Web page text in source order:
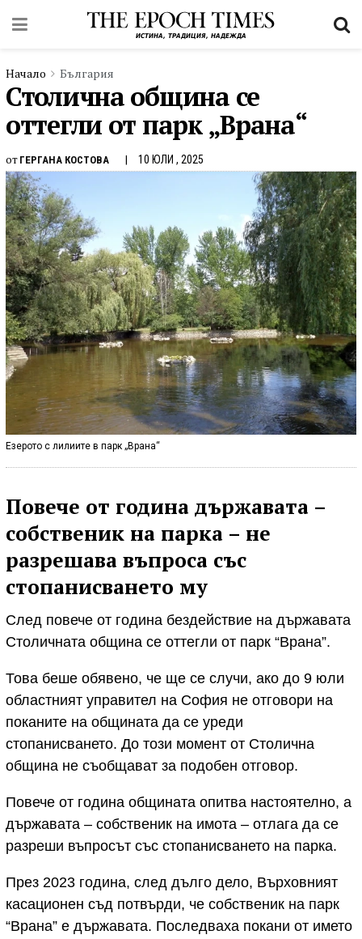
Начало България
Столична община се
оттегли от парк „Врана“
от ГЕРГАНА КОСТОВА 10 ЮЛИ , 2025
Езерото с лилиите в парк „Врана“
Повече от година държавата –
собственик на парка – не
разрешава въпроса със
стопанисването му
След повече от година бездействие на държавата
Столичната община се оттегли от парк “Врана”.
Това беше обявено, че ще се случи, ако до 9 юли
областният управител на София не отговори на
поканите на общината да се уреди
стопанисването. До този момент от Столична
община не съобщават за подобен отговор.
Повече от година общината опитва настоятелно, а
държавата – собственик на имота – отлага да се
разреши въпросът със стопанисването на парка.
През 2023 година, след дълго дело, Върховният
касационен съд потвърди, че собственик на парк
“Врана” е държавата. Последваха покани от името